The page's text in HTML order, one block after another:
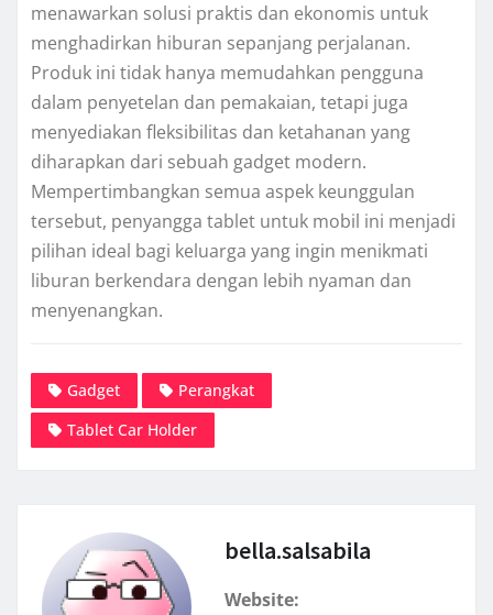
menawarkan solusi praktis dan ekonomis untuk
menghadirkan hiburan sepanjang perjalanan.
Produk ini tidak hanya memudahkan pengguna
dalam penyetelan dan pemakaian, tetapi juga
menyediakan fleksibilitas dan ketahanan yang
diharapkan dari sebuah gadget modern.
Mempertimbangkan semua aspek keunggulan
tersebut, penyangga tablet untuk mobil ini menjadi
pilihan ideal bagi keluarga yang ingin menikmati
liburan berkendara dengan lebih nyaman dan
menyenangkan.
Gadget
Perangkat
Tablet Car Holder
bella.salsabila
Website: